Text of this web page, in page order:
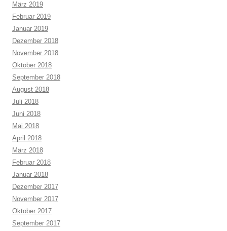
März 2019
Februar 2019
Januar 2019
Dezember 2018
November 2018
Oktober 2018
September 2018
August 2018
Juli 2018
Juni 2018
Mai 2018
April 2018
März 2018
Februar 2018
Januar 2018
Dezember 2017
November 2017
Oktober 2017
September 2017